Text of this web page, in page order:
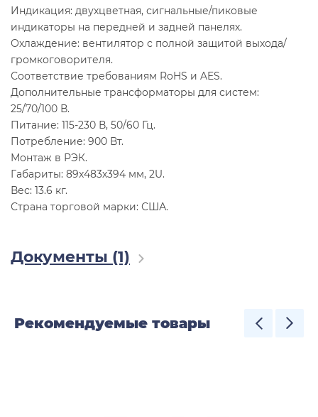
Индикация: двухцветная, сигнальные/пиковые
индикаторы на передней и задней панелях.
Охлаждение: вентилятор с полной защитой выхода/
громкоговорителя.
Соответствие требованиям RoHS и AES.
Дополнительные трансформаторы для систем:
25/70/100 В.
Питание: 115-230 В, 50/60 Гц.
Потребление: 900 Вт.
Монтаж в РЭК.
Габариты: 89х483х394 мм, 2U.
Вес: 13.6 кг.
Страна торговой марки: США.
Документы (1)
Рекомендуемые товары